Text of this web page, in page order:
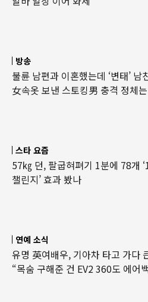
방송
불륜 남편과 이혼했는데 ‘변태’
女속옷 보낸 스토킹男 충격 정체는
스타 요즘
57㎏ 던, 팔굽혀펴기 1분에 78개
챌린지’ 효과 봤나
연예 소식
유명 英여배우, 기아차 타고 가다
“목숨 구해준 건 EV2 360도 에어